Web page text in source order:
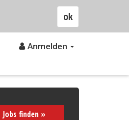
Anmelden
Jobs finden »
ok